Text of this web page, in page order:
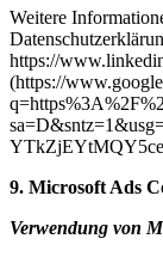
Weitere
https://
(https://
9. Microsoft Ads
Verwendung von